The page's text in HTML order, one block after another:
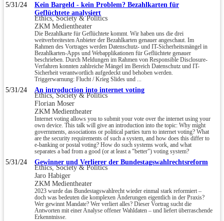
5/31/24
Kein Bargeld - kein Problem? Bezahlkarten für
Geflüchtete analysiert
Ethics, Society & Politics
ZKM Medientheater
Die Bezahlkarte für Geflüchtete kommt. Wir haben uns die drei
weitverbreitesten Anbieter der Bezahlkarten genauer angeschaut. Im
Rahmen des Vortrages werden Datenschutz- und IT-Sicherheitsmängel in
Bezahlkarten-Apps und Webapplikationen für Geflüchtete genauer
beschrieben. Durch Meldungen im Rahmen von Responsible Disclosure-
Verfahren konnten zahlreiche Mängel im Bereich Datenschutz und IT-
Sicherheit verantwortlich aufgedeckt und behoben werden.
Triggerwarnung: Flucht / Krieg Slides und ...
5/31/24 An introduction into internet voting
Ethics, Society & Politics
Florian Moser
ZKM Medientheater
Internet voting allows you to submit your vote over the internet using your
own device. This talk will give an introduction into the topic: Why might
governments, associations or political parties turn to internet voting? What
are the security requirements of such a system, and how does this differ to
e-banking or postal voting? How do such systems work, and what
separates a bad from a good (or at least a "better") voting system?
5/31/24 Gewinner und Verlierer der Bundestagswahlrechtsreform
Ethics, Society & Politics
Jaro Habiger
ZKM Medientheater
2023 wurde das Bundestagswahlrecht wieder einmal stark reformiert –
doch was bedeuten die komplexen Änderungen eigentlich in der Praxis?
Wer gewinnt Mandate? Wer verliert alles? Dieser Vortrag sucht die
Antworten mit einer Analyse offener Wahldaten – und liefert überraschende
Erkenntnisse.